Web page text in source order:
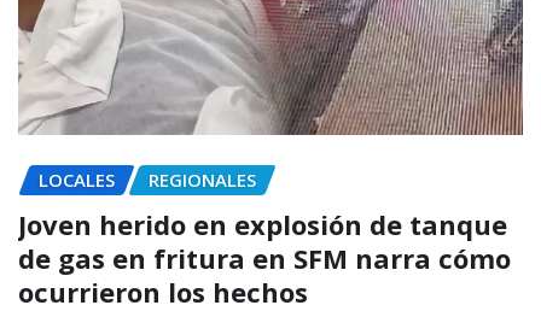
LOCALES REGIONALES
Joven herido en explosión de tanque
de gas en fritura en SFM narra cómo
ocurrieron los hechos